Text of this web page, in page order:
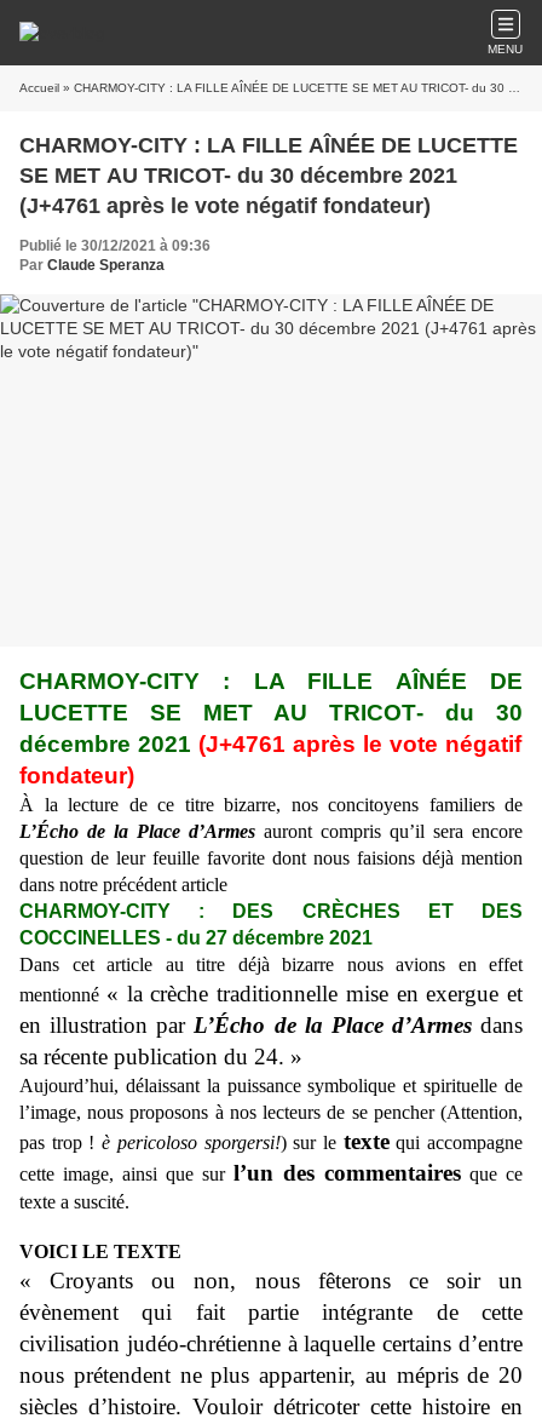
MENU
Accueil » CHARMOY-CITY : LA FILLE AÎNÉE DE LUCETTE SE MET AU TRICOT- du 30 décembre 2021 (J+4761 après le vote négatif fondateur)
CHARMOY-CITY : LA FILLE AÎNÉE DE LUCETTE
SE MET AU TRICOT- du 30 décembre 2021
(J+4761 après le vote négatif fondateur)
Publié le 30/12/2021 à 09:36
Par Claude Speranza
CHARMOY-CITY : LA FILLE AÎNÉE DE
LUCETTE SE MET AU TRICOT- du 30
décembre 2021 (J+4761 après le vote négatif
fondateur)
À la lecture de ce titre bizarre, nos concitoyens familiers de
L’Écho de la Place d’Armes auront compris qu’il sera encore
question de leur feuille favorite dont nous faisions déjà mention
dans notre précédent article
CHARMOY-CITY :
DES CR ÈCHES ET DES
COCCINELLES - du 27 décembre 2021
Dans cet article au titre déjà bizarre nous avions en effet
mentionné « la crèche traditionnelle mise en exergue et
en illustration par L’Écho de la Place d’Armes dans
sa récente publication du 24. »
Aujourd’hui, délaissantla puissance symbolique et spirituelle de
l’image, nous proposons à nos lecteurs de sepencher (Attention,
pas trop !è pericoloso sporgersi!) sur le textequi accompagne
cette image, ainsi que sur l’un des commentaires que ce
texte a suscité.
VOICI LE TEXTE
« Croyants ou non, nous fêterons ce soir un
évènement qui fait partie intégrante de cette
civilisation judéo-chrétienne à laquelle certains d’entre
nous prétendent ne plus appartenir, au mépris de 20
siècles d’histoire. Vouloir détricoter cette histoire en